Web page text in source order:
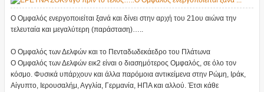
Ο Ομφαλός ενεργοποιείται ξανά και δίνει στην αρχή του 21ου αιώνα την
τελευταία και μεγαλύτερη (παράσταση)…..
Ο Ομφαλός των Δελφών και το Πενταδωδεκάεδρο του Πλάτωνα
Ο Ομφαλός των Δελφών εικ2 είναι ο διασημότερος Ομφαλός, σε όλο τον
κόσμο. Φυσικά υπάρχουν και άλλα παρόμοια αντικείμενα στην Ρώμη, Ιράκ,
Αίγυπτο, Ιερουσαλήμ, Αγγλία, Γερμανία, ΗΠΑ και αλλού. Έτσι κάθε